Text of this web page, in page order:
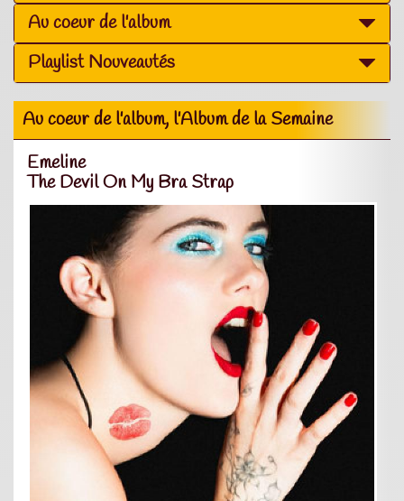
Au coeur de l'album
Playlist Nouveautés
Au coeur de l'album, l'Album de la Semaine
Emeline
The Devil On My Bra Strap